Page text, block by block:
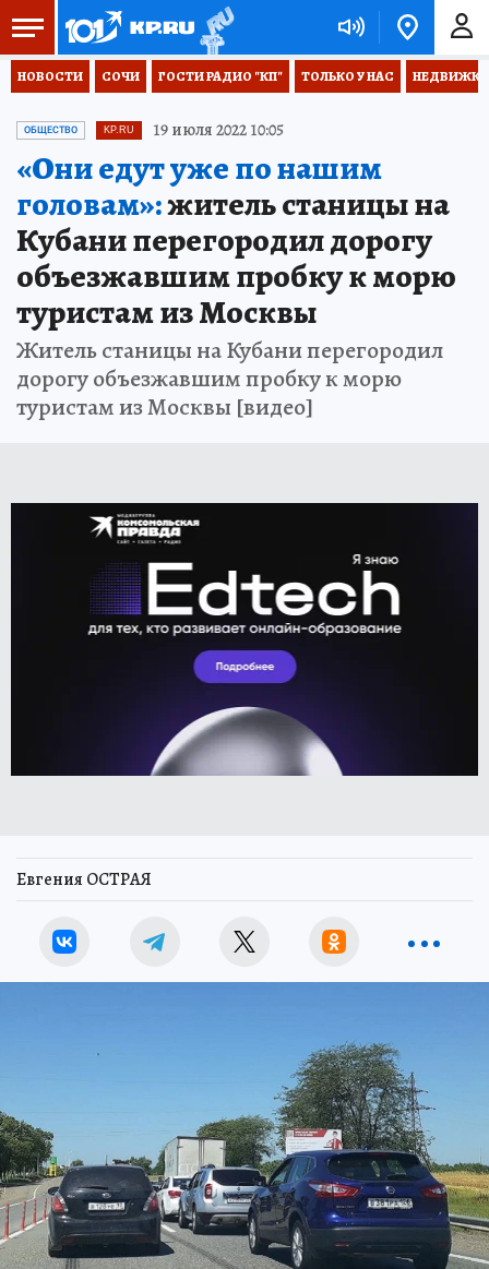
НОВОСТИ СОЧИ ГОСТИ РАДИО "КП" ТОЛЬКО У НАС НЕДВИЖКА
ОБЩЕСТВО KP.RU 19 июля 2022 10:05
«Они едут уже по нашим
головам»:житель станицы на
Кубани перегородил дорогу
объезжавшим пробку к морю
туристам из Москвы
Житель станицы на Кубани перегородил
дорогу объезжавшим пробку к морю
туристам из Москвы [видео]
Евгения ОСТРАЯ